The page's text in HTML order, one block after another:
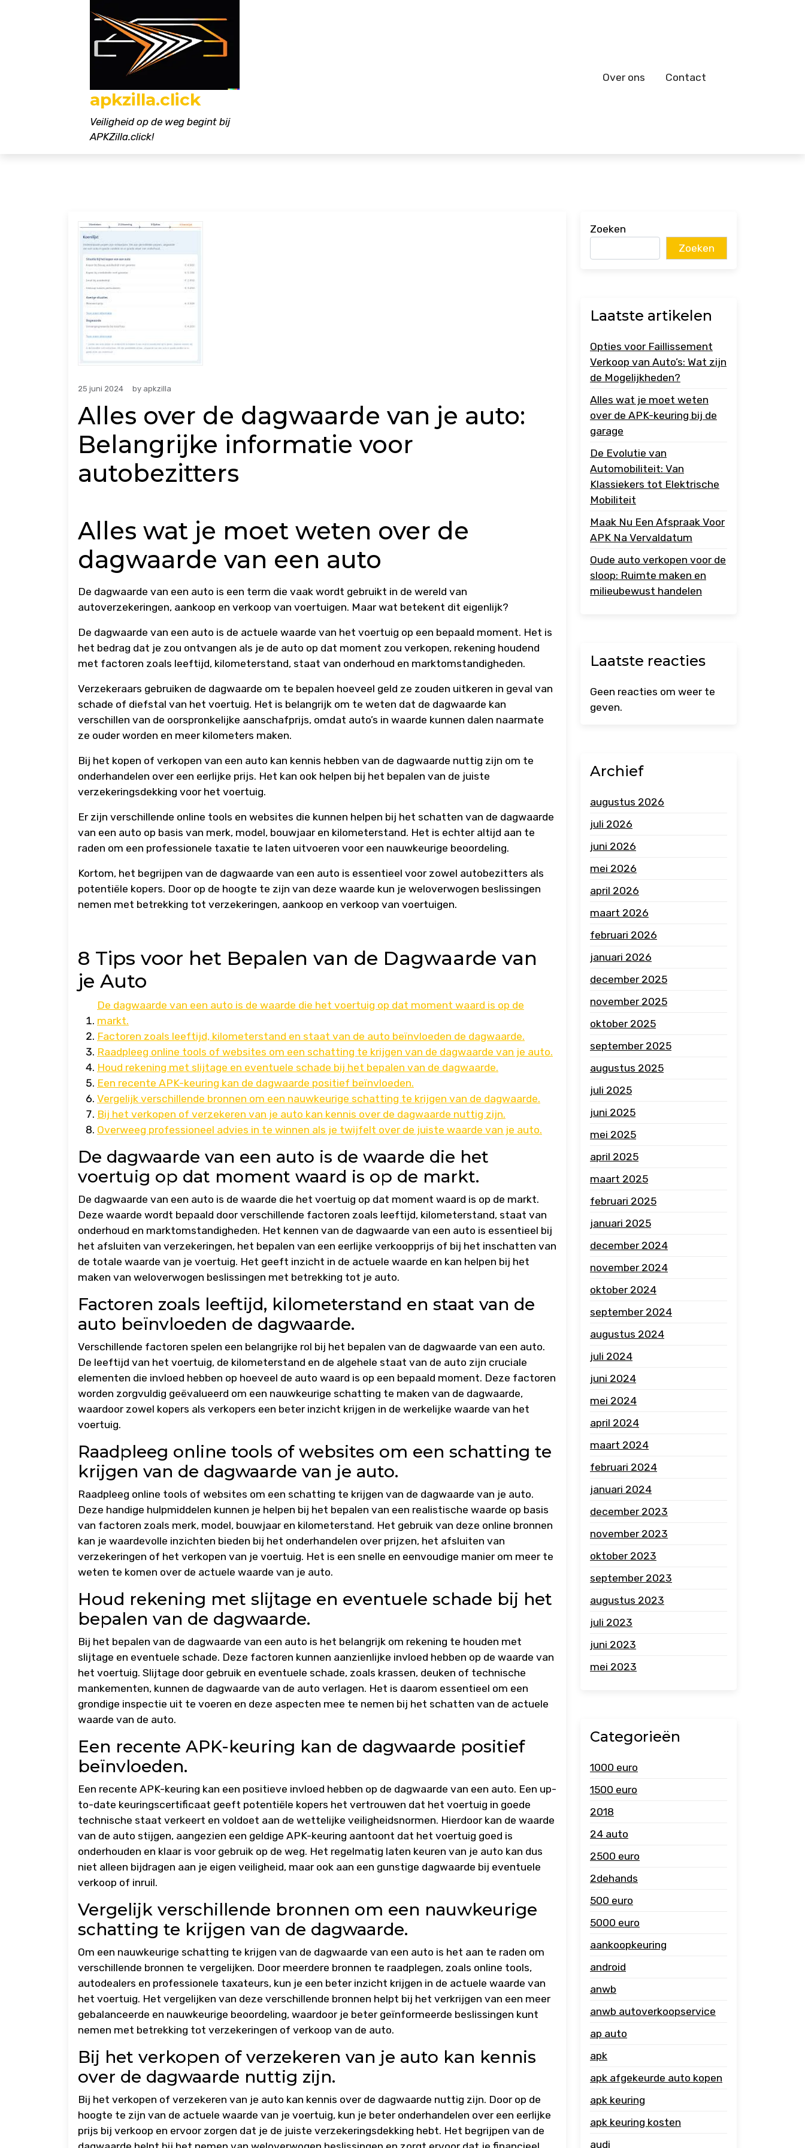
apkzilla.click
Veiligheid op de weg begint bij
APKZilla.click!
Over ons Contact
25 juni 2024 by apkzilla
Alles over de dagwaarde van je auto:
Belangrijke informatie voor
autobezitters
Alles wat je moet weten over de
dagwaarde van een auto
De dagwaarde van een auto is een term die vaak wordt gebruikt in de wereld van
autoverzekeringen, aankoop en verkoop van voertuigen. Maar wat betekent dit eigenlijk?
De dagwaarde van een auto is de actuele waarde van het voertuig op een bepaald moment. Het is
het bedrag dat je zou ontvangen als je de auto op dat moment zou verkopen, rekening houdend
met factoren zoals leeftijd, kilometerstand, staat van onderhoud en marktomstandigheden.
Verzekeraars gebruiken de dagwaarde om te bepalen hoeveel geld ze zouden uitkeren in geval van
schade of diefstal van het voertuig. Het is belangrijk om te weten dat de dagwaarde kan
verschillen van de oorspronkelijke aanschafprijs, omdat auto’s in waarde kunnen dalen naarmate
ze ouder worden en meer kilometers maken.
Bij het kopen of verkopen van een auto kan kennis hebben van de dagwaarde nuttig zijn om te
onderhandelen over een eerlijke prijs. Het kan ook helpen bij het bepalen van de juiste
verzekeringsdekking voor het voertuig.
Er zijn verschillende online tools en websites die kunnen helpen bij het schatten van de dagwaarde
van een auto op basis van merk, model, bouwjaar en kilometerstand. Het is echter altijd aan te
raden om een professionele taxatie te laten uitvoeren voor een nauwkeurige beoordeling.
Kortom, het begrijpen van de dagwaarde van een auto is essentieel voor zowel autobezitters als
potentiële kopers. Door op de hoogte te zijn van deze waarde kun je weloverwogen beslissingen
nemen met betrekking tot verzekeringen, aankoop en verkoop van voertuigen.
8 Tips voor het Bepalen van de Dagwaarde van
je Auto
De dagwaarde van een auto is de waarde die het voertuig op dat moment waard is op de
markt.
Factoren zoals leeftijd, kilometerstand en staat van de auto beïnvloeden de dagwaarde.
Raadpleeg online tools of websites om een schatting te krijgen van de dagwaarde van je auto.
Houd rekening met slijtage en eventuele schade bij het bepalen van de dagwaarde.
Een recente APK-keuring kan de dagwaarde positief beïnvloeden.
Vergelijk verschillende bronnen om een nauwkeurige schatting te krijgen van de dagwaarde.
Bij het verkopen of verzekeren van je auto kan kennis over de dagwaarde nuttig zijn.
Overweeg professioneel advies in te winnen als je twijfelt over de juiste waarde van je auto.
De dagwaarde van een auto is de waarde die het
voertuig op dat moment waard is op de markt.
De dagwaarde van een auto is de waarde die het voertuig op dat moment waard is op de markt.
Deze waarde wordt bepaald door verschillende factoren zoals leeftijd, kilometerstand, staat van
onderhoud en marktomstandigheden. Het kennen van de dagwaarde van een auto is essentieel bij
het afsluiten van verzekeringen, het bepalen van een eerlijke verkoopprijs of bij het inschatten van
de totale waarde van je voertuig. Het geeft inzicht in de actuele waarde en kan helpen bij het
maken van weloverwogen beslissingen met betrekking tot je auto.
Factoren zoals leeftijd, kilometerstand en staat van de
auto beïnvloeden de dagwaarde.
Verschillende factoren spelen een belangrijke rol bij het bepalen van de dagwaarde van een auto.
De leeftijd van het voertuig, de kilometerstand en de algehele staat van de auto zijn cruciale
elementen die invloed hebben op hoeveel de auto waard is op een bepaald moment. Deze factoren
worden zorgvuldig geëvalueerd om een nauwkeurige schatting te maken van de dagwaarde,
waardoor zowel kopers als verkopers een beter inzicht krijgen in de werkelijke waarde van het
voertuig.
Raadpleeg online tools of websites om een schatting te
krijgen van de dagwaarde van je auto.
Raadpleeg online tools of websites om een schatting te krijgen van de dagwaarde van je auto.
Deze handige hulpmiddelen kunnen je helpen bij het bepalen van een realistische waarde op basis
van factoren zoals merk, model, bouwjaar en kilometerstand. Het gebruik van deze online bronnen
kan je waardevolle inzichten bieden bij het onderhandelen over prijzen, het afsluiten van
verzekeringen of het verkopen van je voertuig. Het is een snelle en eenvoudige manier om meer te
weten te komen over de actuele waarde van je auto.
Houd rekening met slijtage en eventuele schade bij het
bepalen van de dagwaarde.
Bij het bepalen van de dagwaarde van een auto is het belangrijk om rekening te houden met
slijtage en eventuele schade. Deze factoren kunnen aanzienlijke invloed hebben op de waarde van
het voertuig. Slijtage door gebruik en eventuele schade, zoals krassen, deuken of technische
mankementen, kunnen de dagwaarde van de auto verlagen. Het is daarom essentieel om een
grondige inspectie uit te voeren en deze aspecten mee te nemen bij het schatten van de actuele
waarde van de auto.
Een recente APK-keuring kan de dagwaarde positief
beïnvloeden.
Een recente APK-keuring kan een positieve invloed hebben op de dagwaarde van een auto. Een up-
to-date keuringscertificaat geeft potentiële kopers het vertrouwen dat het voertuig in goede
technische staat verkeert en voldoet aan de wettelijke veiligheidsnormen. Hierdoor kan de waarde
van de auto stijgen, aangezien een geldige APK-keuring aantoont dat het voertuig goed is
onderhouden en klaar is voor gebruik op de weg. Het regelmatig laten keuren van je auto kan dus
niet alleen bijdragen aan je eigen veiligheid, maar ook aan een gunstige dagwaarde bij eventuele
verkoop of inruil.
Vergelijk verschillende bronnen om een nauwkeurige
schatting te krijgen van de dagwaarde.
Om een nauwkeurige schatting te krijgen van de dagwaarde van een auto is het aan te raden om
verschillende bronnen te vergelijken. Door meerdere bronnen te raadplegen, zoals online tools,
autodealers en professionele taxateurs, kun je een beter inzicht krijgen in de actuele waarde van
het voertuig. Het vergelijken van deze verschillende bronnen helpt bij het verkrijgen van een meer
gebalanceerde en nauwkeurige beoordeling, waardoor je beter geïnformeerde beslissingen kunt
nemen met betrekking tot verzekeringen of verkoop van de auto.
Bij het verkopen of verzekeren van je auto kan kennis
over de dagwaarde nuttig zijn.
Bij het verkopen of verzekeren van je auto kan kennis over de dagwaarde nuttig zijn. Door op de
hoogte te zijn van de actuele waarde van je voertuig, kun je beter onderhandelen over een eerlijke
prijs bij verkoop en ervoor zorgen dat je de juiste verzekeringsdekking hebt. Het begrijpen van de
Zoeken
Zoeken
Laatste artikelen
Opties voor Faillissement
Verkoop van Auto’s: Wat zijn
de Mogelijkheden?
Alles wat je moet weten
over de APK-keuring bij de
garage
De Evolutie van
Automobiliteit: Van
Klassiekers tot Elektrische
Mobiliteit
Maak Nu Een Afspraak Voor
APK Na Vervaldatum
Oude auto verkopen voor de
sloop: Ruimte maken en
milieubewust handelen
Laatste reacties
Geen reacties om weer te
geven.
Archief
augustus 2026
juli 2026
juni 2026
mei 2026
april 2026
maart 2026
februari 2026
januari 2026
december 2025
november 2025
oktober 2025
september 2025
augustus 2025
juli 2025
juni 2025
mei 2025
april 2025
maart 2025
februari 2025
januari 2025
december 2024
november 2024
oktober 2024
september 2024
augustus 2024
juli 2024
juni 2024
mei 2024
april 2024
maart 2024
februari 2024
januari 2024
december 2023
november 2023
oktober 2023
september 2023
augustus 2023
juli 2023
juni 2023
mei 2023
Categorieën
1000 euro
1500 euro
2018
24 auto
2500 euro
2dehands
500 euro
5000 euro
aankoopkeuring
android
anwb
anwb autoverkoopservice
ap auto
apk
apk afgekeurde auto kopen
apk keuring
apk keuring kosten
audi